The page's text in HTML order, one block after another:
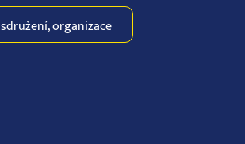
sdružení,organizace